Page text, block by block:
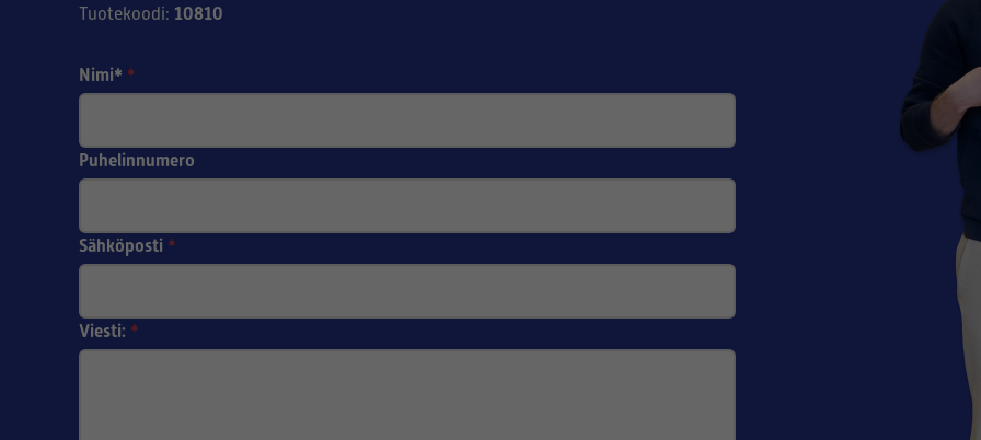
Tuotekoodi: 10810
Nimi* *
Puhelinnumero
Sähköposti *
Viesti: *